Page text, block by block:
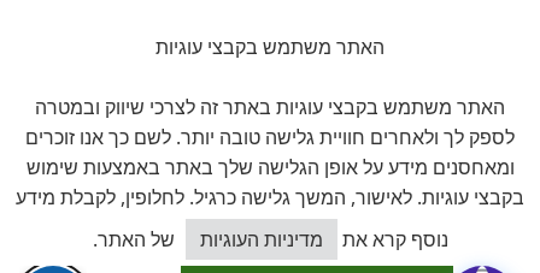
תרומה לעמותה
תמכו במאבק שלנו על גני הילדים
הפרטיים
האתר משתמש בקבצי עוגיות
האתר משתמש בקבצי עוגיות באתר זה לצרכי שיווק ובמטרה
לספק לך ולאחרים חוויית גלישה טובה יותר. לשם כך אנו זוכרים
ומאחסנים מידע על אופן הגלישה שלך באתר באמצעות שימוש
בקבצי עוגיות. לאישור, המשך גלישה כרגיל. לחלופין, לקבלת מידע
נוסף קרא את
מדיניות העוגיות
של האתר.
כיצד אוכל לסייע?